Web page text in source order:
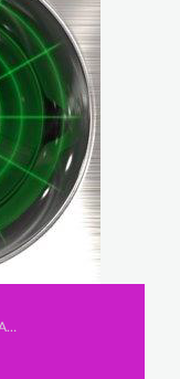
Secundaria, JAIME RUIZ SANZ, JAIME DE ENA LLOBERA y ÁLVARO GARCÍA GUIMARAENS